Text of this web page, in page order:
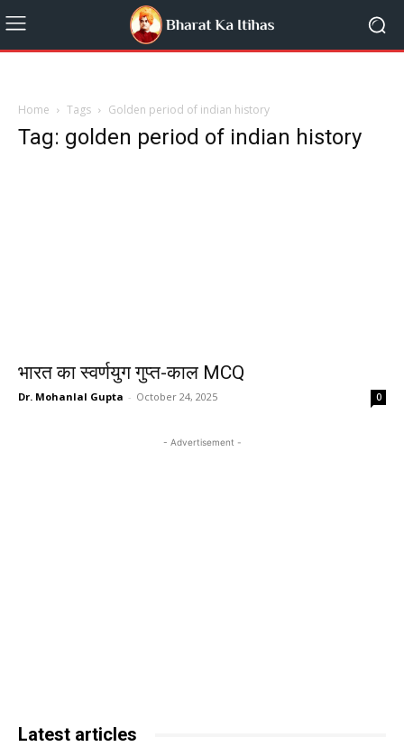
Home Tags Golden period of indian history
Tag: golden period of indian history
भारत का स्वर्णयुग गुप्त-काल MCQ
Dr. Mohanlal Gupta - October 24, 2025 0
- Advertisement -
Latest articles